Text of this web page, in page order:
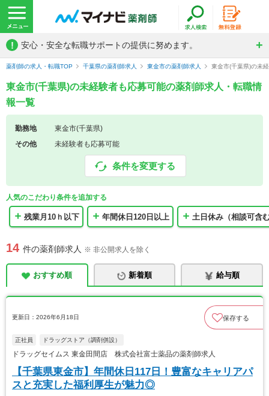
! 安心・安全な転職サポートの提供に努めます。
薬剤師の求人・転職TOP 千葉県の薬剤師求人 東金市の薬剤師求人 東金市(千葉県)の未
東金市(千葉県)の未経験者も応募可能の薬剤師求人・転職情
報一覧
勤務地
東金市(千葉県)
その他
未経験者も応募可能
条件を変更する
人気のこだわり条件を追加する
残業月10ｈ以下 年間休日120日以上 土日休み（相談可含
14 件の薬剤師求人 ※ 非公開求人を除く
おすすめ順 新着順 給与順
更新日：2026年6月18日 保存する
正社員 ドラッグストア（調剤併設）
ドラッグセイムス 東金田間店 株式会社富士薬品の薬剤師求人
【千葉県東金市】年間休日117日！豊富なキャリアパ
スと充実した福利厚生が魅力◎